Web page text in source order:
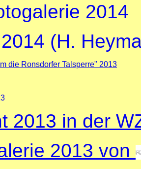
2014
(H.
die Ronsdorfer Talsperre" 2013
2013 in der
2013 von